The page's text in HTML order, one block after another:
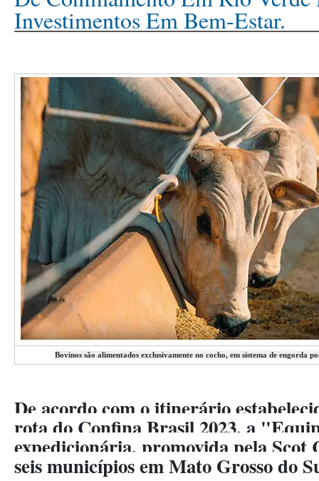
Investimentos Em Bem-Estar.
Bovinos são alimentados exclusivamente no cocho, em sistema de engorda
De acordo com o itinerário
rota do Confina Brasil 2023, a
expedicionária, promovida pela Scot
seis municípios em Mato Grosso do